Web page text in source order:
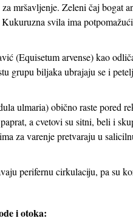
mršavljenje. Zeleni čaj bogat
svila ima
(Equisetum arvense) kao
grupu biljaka ubrajaju se i
ulmaria) obično raste pored
a cvetovi su sitni, beli i
za varenje pretvaraju u
perifernu cirkulaciju, pa su
i otoka: